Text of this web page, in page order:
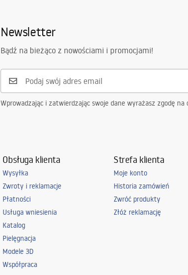
Newsletter
Bądź na bieżąco z nowościami i promocjami!
Wprowadzając i zatwierdzając swoje dane wyrażasz zgodę
Obsługa klienta
Wysyłka
Zwroty i reklamacje
Płatności
Usługa wniesienia
Katalog
Pielęgnacja
Modele 3D
Współpraca
Strefa klienta
Moje konto
Historia zamówień
Zwróć produkty
Złóż reklamację